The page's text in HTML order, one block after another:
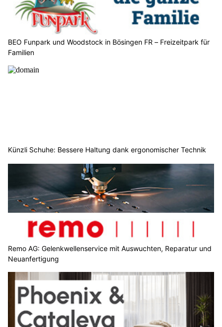
BEO Funpark und Woodstock in Bösingen FR – Freizeitpark für
Familien
Künzli Schuhe: Bessere Haltung dank ergonomischer Technik
Remo AG: Gelenkwellenservice mit Auswuchten, Reparatur und
Neuanfertigung